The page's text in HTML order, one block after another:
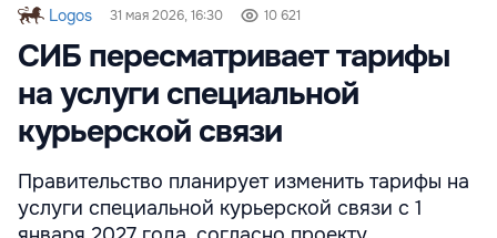
Logos 31 мая 2026, 16:30 10 621
СИБ пересматривает тарифы
на услуги специальной
курьерской связи
Правительство планирует изменить тарифы на
услуги специальной курьерской связи с 1